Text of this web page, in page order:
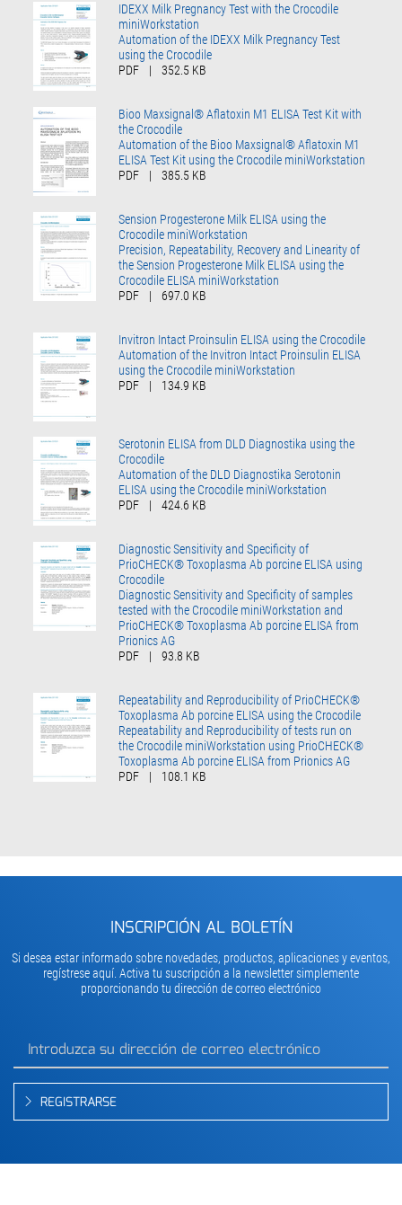
IDEXX Milk Pregnancy Test with the Crocodile
miniWorkstation
Automation of the IDEXX Milk Pregnancy Test
using the Crocodile
PDF
| 352.5 KB
Bioo Maxsignal® Aflatoxin M1 ELISA Test Kit with
the Crocodile
Automation of the Bioo Maxsignal® Aflatoxin M1
ELISA Test Kit using the Crocodile miniWorkstation
PDF
| 385.5 KB
Sension Progesterone Milk ELISA using the
Crocodile miniWorkstation
Precision, Repeatability, Recovery and Linearity of
the Sension Progesterone Milk ELISA using the
Crocodile ELISA miniWorkstation
PDF
| 697.0 KB
Invitron Intact Proinsulin ELISA using the Crocodile
Automation of the Invitron Intact Proinsulin ELISA
using the Crocodile miniWorkstation
PDF
| 134.9 KB
Serotonin ELISA from DLD Diagnostika using the
Crocodile
Automation of the DLD Diagnostika Serotonin
ELISA using the Crocodile miniWorkstation
PDF
| 424.6 KB
Diagnostic Sensitivity and Specificity of
PrioCHECK® Toxoplasma Ab porcine ELISA using
Crocodile
Diagnostic Sensitivity and Specificity of samples
tested with the Crocodile miniWorkstation and
PrioCHECK® Toxoplasma Ab porcine ELISA from
Prionics AG
PDF
| 93.8 KB
Repeatability and Reproducibility of PrioCHECK®
Toxoplasma Ab porcine ELISA using the Crocodile
Repeatability and Reproducibility of tests run on
the Crocodile miniWorkstation using PrioCHECK®
Toxoplasma Ab porcine ELISA from Prionics AG
PDF
| 108.1 KB
INSCRIPCIÓN AL BOLETÍN
Si desea estar informado sobre novedades, productos, aplicaciones y eventos,
regístrese aquí. Activa tu suscripción a la newsletter simplemente
proporcionando tu dirección de correo electrónico
REGISTRARSE